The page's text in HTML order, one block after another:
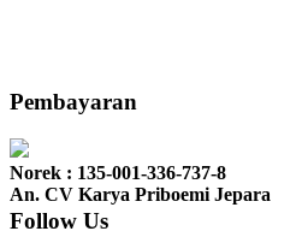
Ibu Vina, Bogor:Meja belajar cocok
Pembayaran
Norek : 135-001-336-737-8
An. CV Karya Priboemi Jepara
Follow Us